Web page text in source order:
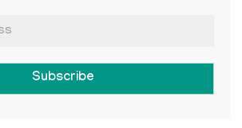
Subscribe